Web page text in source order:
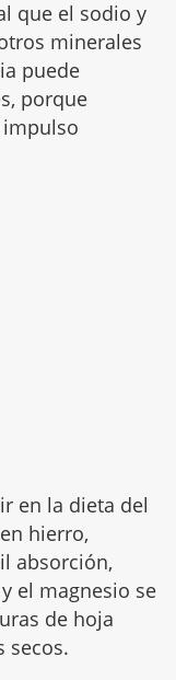
que el sodio y
minerales
puede
porque
en la dieta del
hierro,
absorción,
el magnesio se
de hoja
secos.